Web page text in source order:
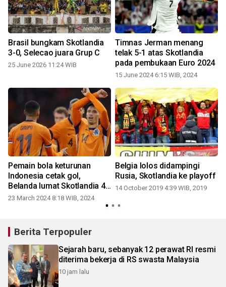
Brasil bungkam Skotlandia
3-0, Selecao juara Grup C
25 June 2026 11:24 WIB
Timnas Jerman menang
telak 5-1 atas Skotlandia
pada pembukaan Euro 2024
15 June 2024 6:15 WIB, 2024
Pemain bola keturunan
Indonesia cetak gol,
Belanda lumat Skotlandia 4-
0
23 March 2024 8:18 WIB, 2024
Belgia lolos didampingi
Rusia, Skotlandia ke playoff
14 October 2019 4:39 WIB, 2019
Berita Terpopuler
Sejarah baru, sebanyak 12 perawat RI resmi
diterima bekerja di RS swasta Malaysia
10 jam lalu